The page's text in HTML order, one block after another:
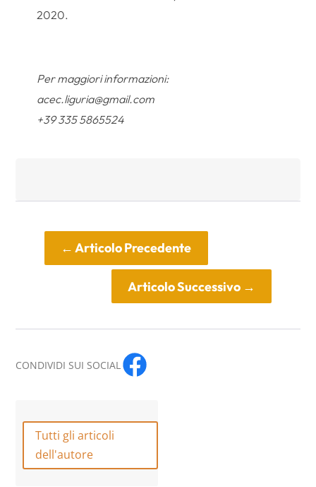
2020.
Per maggiori informazioni:
acec.liguria@gmail.com
+39 335 5865524
←Articolo Precedente
Articolo Successivo→
CONDIVIDI SUI SOCIAL
Tutti gli articoli
dell'autore